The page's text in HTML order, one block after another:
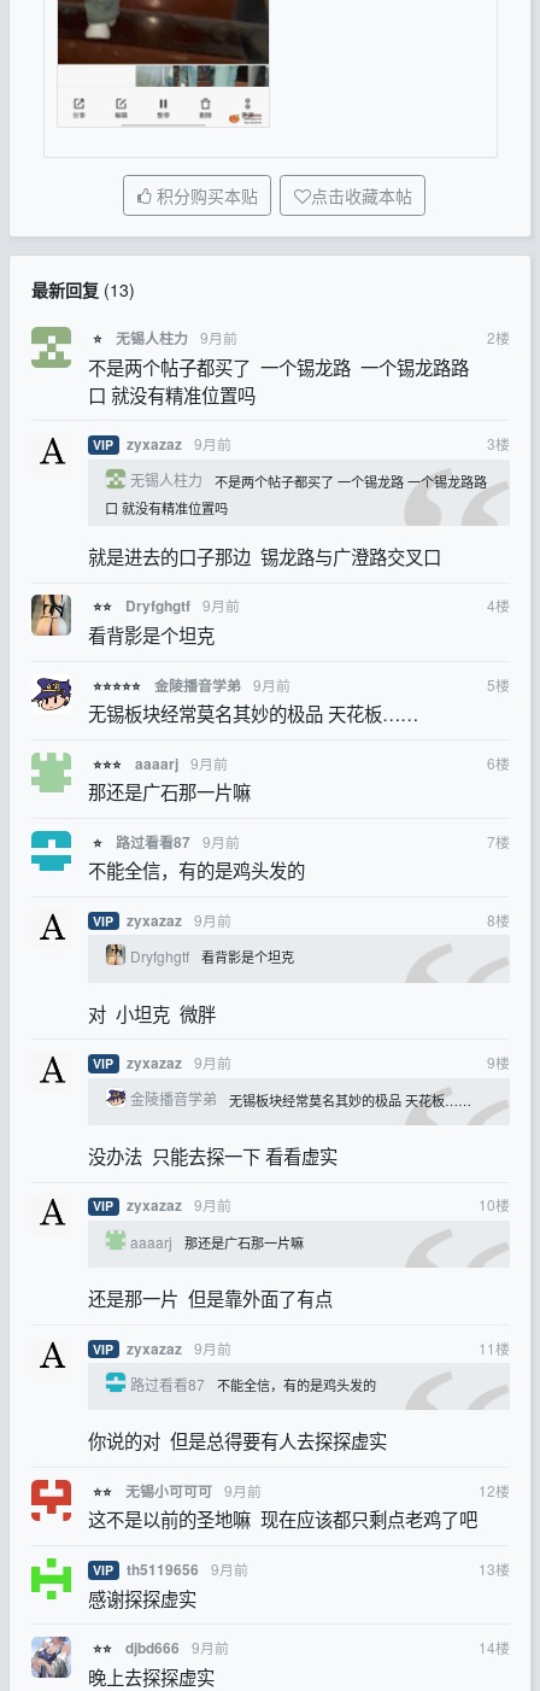
积分购买本贴 点击收藏本帖
最新回复(13)
⭐ 无锡人柱力 9月前 2楼
不是两个帖子都买了 一个锡龙路 一个锡龙路路
口 就没有精准位置吗
VIP zyxazaz 9月前 3楼
无锡人柱力
不是两个帖子都买了 一个锡龙路 一个锡龙路路
口 就没有精准位置吗
就是进去的口子那边 锡龙路与广澄路交叉口
⭐⭐ Dryfghgtf 9月前 4楼
看背影是个坦克
⭐⭐⭐⭐⭐ 金陵播音学弟 9月前 5楼
无锡板块经常莫名其妙的极品 天花板……
⭐⭐⭐ aaaarj 9月前 6楼
那还是广石那一片嘛
⭐ 路过看看87 9月前 7楼
不能全信，有的是鸡头发的
VIP zyxazaz 9月前 8楼
Dryfghgtf
看背影是个坦克
对 小坦克 微胖
VIP zyxazaz 9月前 9楼
金陵播音学弟
无锡板块经常莫名其妙的极品 天花板……
没办法 只能去探一下 看看虚实
VIP zyxazaz 9月前 10楼
aaaarj
那还是广石那一片嘛
还是那一片 但是靠外面了有点
VIP zyxazaz 9月前 11楼
路过看看87
不能全信，有的是鸡头发的
你说的对 但是总得要有人去探探虚实
⭐⭐ 无锡小可可可 9月前 12楼
这不是以前的圣地嘛 现在应该都只剩点老鸡了吧
VIP th5119656 9月前 13楼
感谢探探虚实
⭐⭐ djbd666 9月前 14楼
晚上去探探虚实